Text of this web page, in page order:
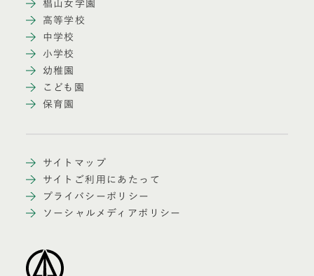
椙山女学園
高等学校
中学校
小学校
幼稚園
こども園
保育園
サイトマップ
サイトご利用にあたって
プライバシーポリシー
ソーシャルメディアポリシー